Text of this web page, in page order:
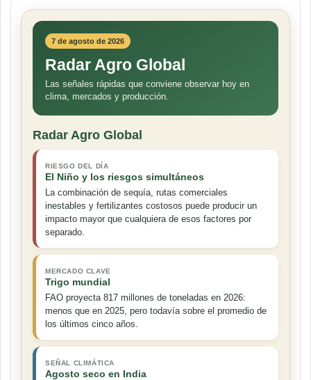
7 de agosto de 2026
Radar Agro Global
Las señales rápidas que conviene observar hoy en
clima, mercados y producción.
Radar Agro Global
RIESGO DEL DÍA
El Niño y los riesgos simultáneos
La combinación de sequía, rutas comerciales
inestables y fertilizantes costosos puede producir un
impacto mayor que cualquiera de esos factores por
separado.
MERCADO CLAVE
Trigo mundial
FAO proyecta 817 millones de toneladas en 2026:
menos que en 2025, pero todavía sobre el promedio de
los últimos cinco años.
SEÑAL CLIMÁTICA
Agosto seco en India